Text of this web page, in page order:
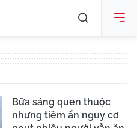
Bữa sáng quen thuộc
nhưng tiềm ẩn nguy cơ